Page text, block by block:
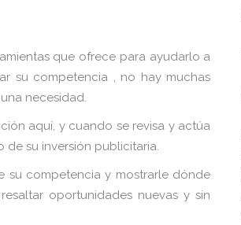
que ofrece para ayudarlo a
su competencia , no hay muchas
necesidad.
aquí, y cuando se revisa y actúa
su inversión publicitaria.
su competencia y mostrarle dónde
oportunidades nuevas y sin